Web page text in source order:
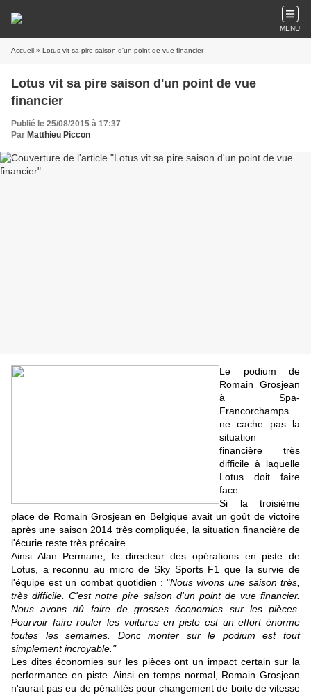
MENU
Accueil » Lotus vit sa pire saison d'un point de vue financier
Lotus vit sa pire saison d'un point de vue
financier
Publié le 25/08/2015 à 17:37
Par Matthieu Piccon
Le podium de
Romain Grosjean
à Spa-
Francorchamps
ne cache pas la
situation
financière très
difficile à laquelle
Lotus doit faire
face.
Si la troisième
place de Romain Grosjean en Belgique avait un goût de victoire
après une saison 2014 très compliquée, la situation financière de
l'écurie reste très précaire.
Ainsi Alan Permane, le directeur des opérations en piste de
Lotus, a reconnu au micro de Sky Sports F1 que la survie de
l'équipe est un combat quotidien : "Nous vivons une saison très,
très difficile. C'est notre pire saison d'un point de vue financier.
Nous avons dû faire de grosses économies sur les pièces.
Pourvoir faire rouler les voitures en piste est un effort énorme
toutes les semaines. Donc monter sur le podium est tout
simplement incroyable."
Les dites économies sur les pièces ont un impact certain sur la
performance en piste. Ainsi en temps normal, Romain Grosjean
n'aurait pas eu de pénalités pour changement de boite de vitesse